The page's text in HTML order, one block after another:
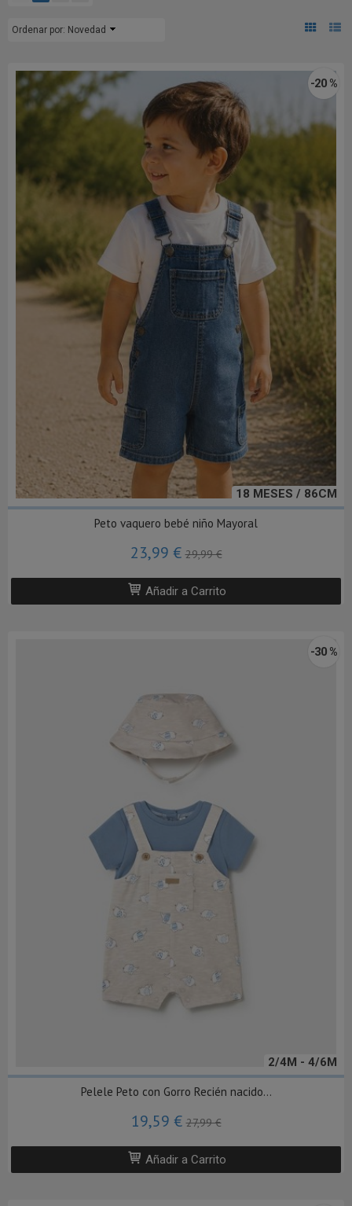
Ordenar por: Novedad
18 MESES / 86CM
-20 %
Peto vaquero bebé niño Mayoral
23,99 €29,99 €
Añadir a Carrito
2/4M - 4/6M
-30 %
Pelele Peto con Gorro Recién nacido...
19,59 €27,99 €
Añadir a Carrito